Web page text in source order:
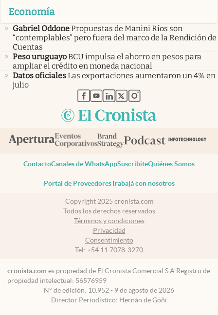
Economía
Gabriel OddonePropuestas de Manini Ríos son
“contemplables” pero fuera del marco de la Rendición de
Cuentas
Peso uruguayoBCU impulsa el ahorro en pesos para
ampliar el crédito en moneda nacional
Datos oficialesLas exportaciones aumentaron un 4% en
julio
abre en nueva pestaña
abre en nueva pestaña
abre en nueva pestaña
abre en nueva pestaña
abre en nueva pestaña
ContactoCanales de WhatsAppSuscribiteQuiénes Somos
Portal de ProveedoresTrabajá con nosotros
Copyright 2025 cronista.com
Todos los derechos reservados
Términos y condiciones
Privacidad
Consentimiento
Tel: +54 11 7078-3270
cronista.com es propiedad de El Cronista Comercial S.A Registro de
propiedad intelectual: 56576959
N° de edición: 10.952 - 9 de agosto de 2026
Director Periodístico: Hernán de Goñi